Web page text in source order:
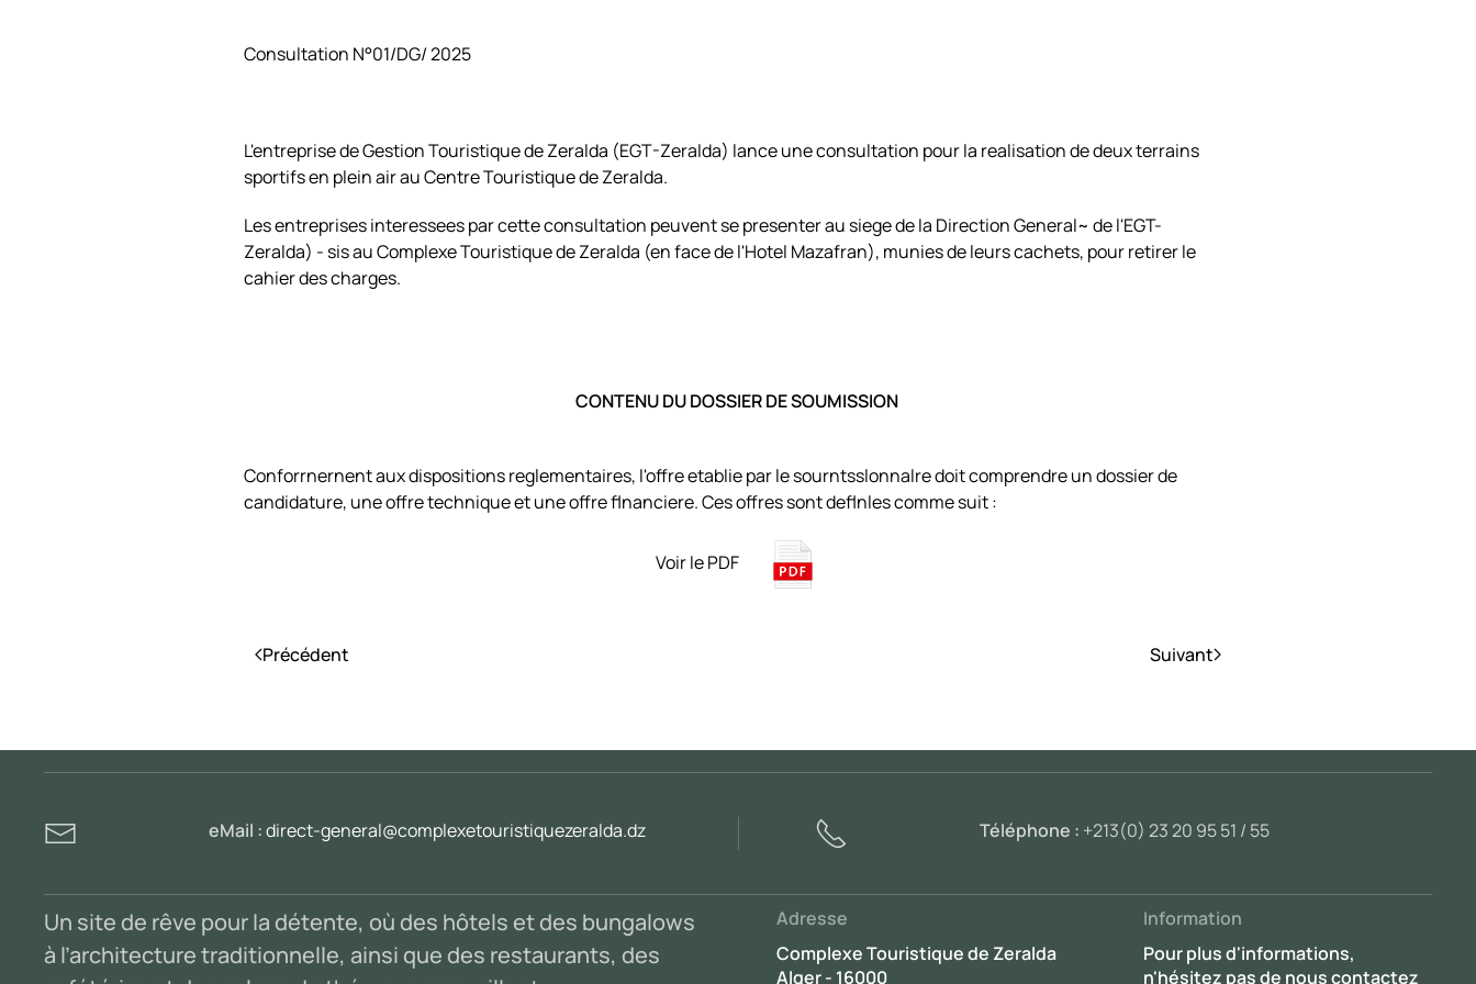
Consultation N°01/DG/ 2025
L'entreprise de Gestion Touristique de Zeralda (EGT-Zeralda) lance une consultation pour la realisation de deux terrains
sportifs en plein air au Centre Touristique de Zeralda.
Les entreprises interessees par cette consultation peuvent se presenter au siege de la Direction General~ de l'EGT-
Zeralda) - sis au Complexe Touristique de Zeralda (en face de l'Hotel Mazafran), munies de leurs cachets, pour retirer le
cahier des charges.
CONTENU DU DOSSIER DE SOUMISSION
Conforrnernent aux dispositions reglementaires, l'offre etablie par le sourntsslonnalre doit comprendre un dossier de
candidature, une offre technique et une offre flnanciere. Ces offres sont deflnles comme suit :
Voir le PDF
Précédent Suivant
eMail :direct-general@complexetouristiquezeralda.dz Téléphone : +213(0) 23 20 95 51 / 55
Un site de rêve pour la détente, où des hôtels et des bungalows
à l’architecture traditionnelle, ainsi que des restaurants, des
Adresse
Complexe Touristique de Zeralda
Alger - 16000
Information
Pour plus d'informations,
n'hésitez pas de nous contactez